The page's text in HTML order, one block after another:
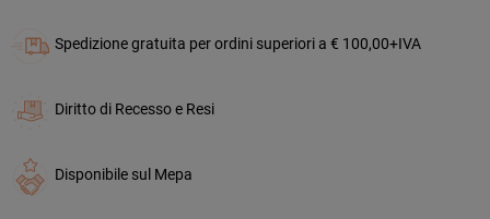
Spedizione gratuita per ordini superiori a € 100,00+IVA
Diritto di Recesso e Resi
Disponibile sul Mepa